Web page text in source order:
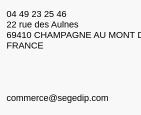
04 49 23 25 46
22 rue des Aulnes
69410 CHAMPAGNE AU MONT
FRANCE
commerce@segedip.com